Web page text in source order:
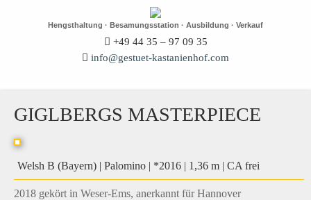
Hengsthaltung · Besamungsstation · Ausbildung · Verkauf
+49 44 35 – 97 09 35
info@gestuet-kastanienhof.com
GIGLBERGS MASTERPIECE
Welsh B (Bayern) | Palomino | *2016 | 1,36 m | CA frei
2018 gekört in Weser-Ems, anerkannt für Hannover